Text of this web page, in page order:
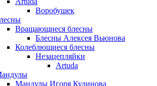
Воробушек
Вращающиеся блесны
Блесны Алексея Вьюнова
Колеблющиеся блесны
Незацепляйки
Artuda
Мандулы Игоря Кудинова